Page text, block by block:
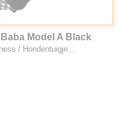
Model A Black
/ Hondentuigje…